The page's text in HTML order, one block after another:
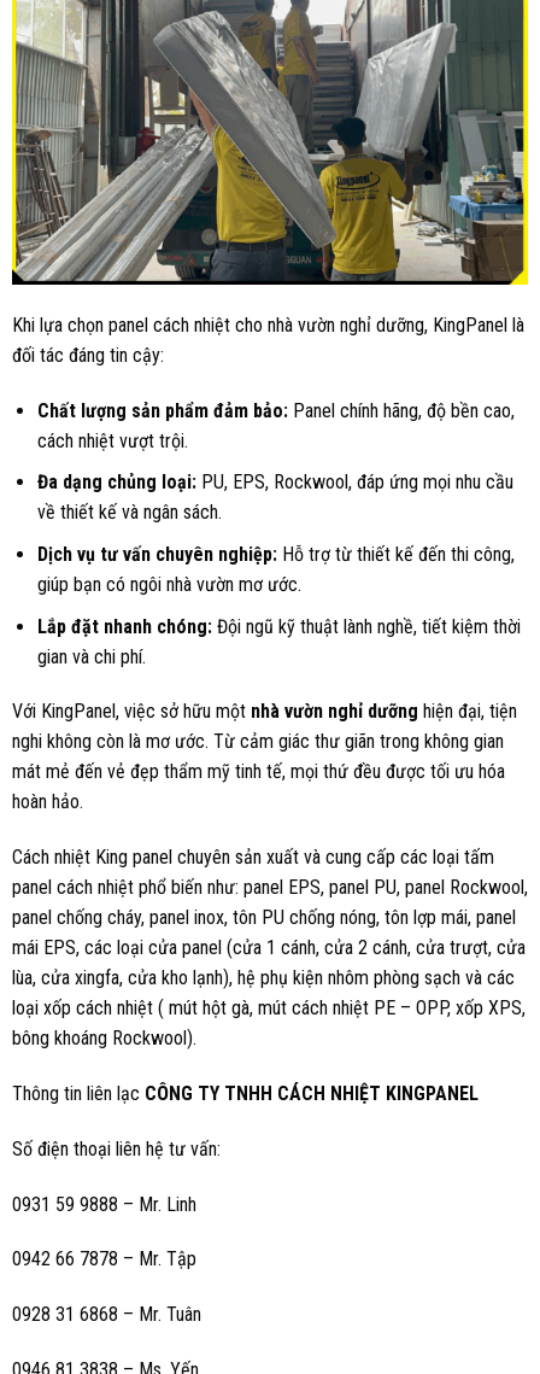
Khi lựa chọn panel cách nhiệt cho nhà vườn nghỉ dưỡng, KingPanel là
đối tác đáng tin cậy:
Chất lượng sản phẩm đảm bảo: Panel chính hãng, độ bền cao,
cách nhiệt vượt trội.
Đa dạng chủng loại: PU, EPS, Rockwool, đáp ứng mọi nhu cầu
về thiết kế và ngân sách.
Dịch vụ tư vấn chuyên nghiệp: Hỗ trợ từ thiết kế đến thi công,
giúp bạn có ngôi nhà vườn mơ ước.
Lắp đặt nhanh chóng: Đội ngũ kỹ thuật lành nghề, tiết kiệm thời
gian và chi phí.
Với KingPanel, việc sở hữu một nhà vườn nghỉ dưỡng hiện đại, tiện
nghi không còn là mơ ước. Từ cảm giác thư giãn trong không gian
mát mẻ đến vẻ đẹp thẩm mỹ tinh tế, mọi thứ đều được tối ưu hóa
hoàn hảo.
Cách nhiệt King panel chuyên sản xuất và cung cấp các loại tấm
panel cách nhiệt phổ biến như: panel EPS, panel PU, panel Rockwool,
panel chống cháy, panel inox, tôn PU chống nóng, tôn lợp mái, panel
mái EPS, các loại cửa panel (cửa 1 cánh, cửa 2 cánh, cửa trượt, cửa
lùa, cửa xingfa, cửa kho lạnh), hệ phụ kiện nhôm phòng sạch và các
loại xốp cách nhiệt ( mút hột gà, mút cách nhiệt PE – OPP, xốp XPS,
bông khoáng Rockwool).
Thông tin liên lạc CÔNG TY TNHH CÁCH NHIỆT KINGPANEL
Số điện thoại liên hệ tư vấn:
0931 59 9888 – Mr. Linh
0942 66 7878 – Mr. Tập
0928 31 6868 – Mr. Tuân